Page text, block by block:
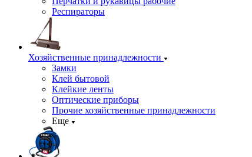
Респираторы
Хозяйственные принадлежности
Замки
Клей бытовой
Клейкие ленты
Оптические приборы
Прочие хозяйственные принадлежности
Еще